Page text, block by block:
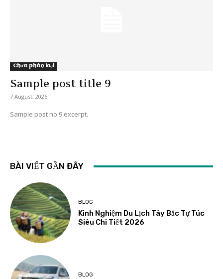
Chưa phân loại
Sample post title 9
7 August, 2026
Sample post no 9 excerpt.
BÀI VIẾT GẦN ĐÂY
BLOG
Kinh Nghiệm Du Lịch Tây Bắc Tự Túc
Siêu Chi Tiết 2026
BLOG